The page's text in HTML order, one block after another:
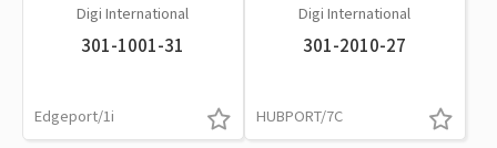
Digi International
301-1001-31
Edgeport/1i
Digi International
301-2010-27
HUBPORT/7C